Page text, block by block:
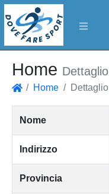
Home Dettaglio
Home Dettaglio
Nome
Indirizzo
Provincia